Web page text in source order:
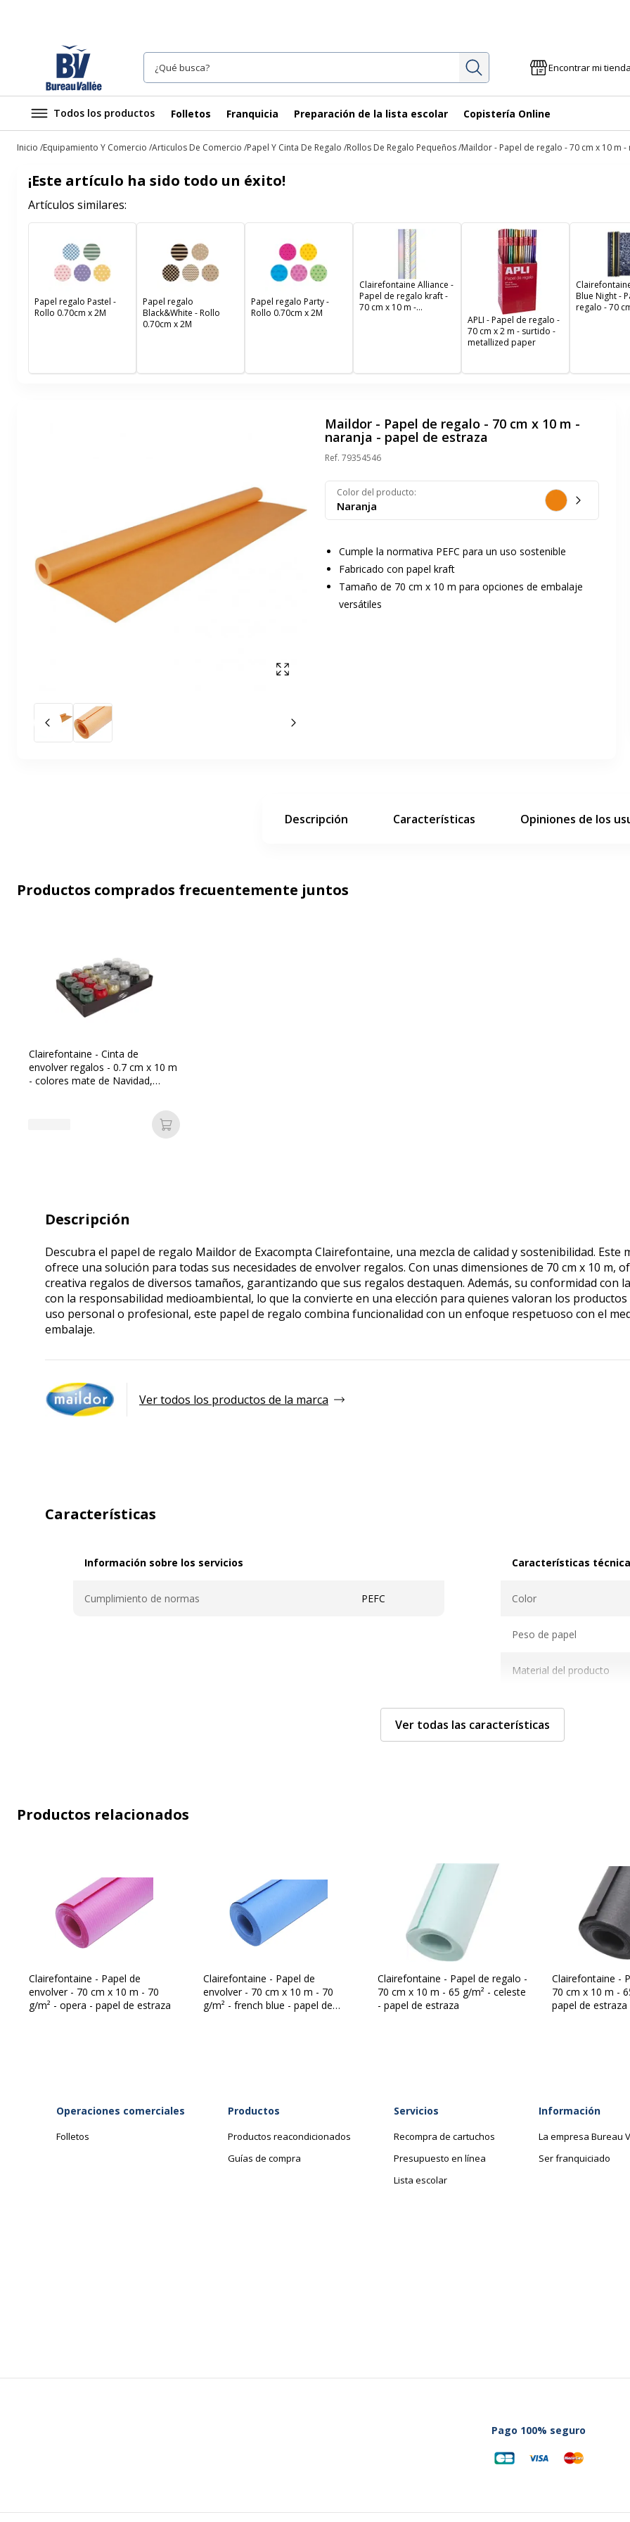
InvestigaciónEncontrar mi tienda
Todos los productos Folletos Franquicia Preparación de la lista escolar Copistería Online
Inicio Equipamiento Y Comercio Articulos De Comercio Papel Y Cinta De Regalo Rollos De Regalo Pequeños Maildor - Papel de regalo - 70 cm x 10 m
¡Este artículo ha sido todo un éxito!
Artículos similares:
Papel regalo Pastel -
Rollo 0.70cm x 2M
Papel regalo
Black&White - Rollo
0.70cm x 2M
Papel regalo Party -
Rollo 0.70cm x 2M
Clairefontaine Alliance -
Papel de regalo kraft -
70 cm x 10 m -
APLI - Papel de regalo -
70 cm x 2 m - surtido -
metallized paper
Blue Night -
regalo - 70
Mostrar pantalla completa
Diapositiva anterior La siguiente diapositiva
Maildor - Papel de regalo - 70 cm x 10 m -
naranja - papel de estraza
Ref. 79354546
Color del producto:
Naranja
Cumple la normativa PEFC para un uso sostenible
Fabricado con papel kraft
Tamaño de 70 cm x 10 m para opciones de embalaje
versátiles
Descripción Características Opiniones de los
Productos comprados frecuentemente juntos
Clairefontaine - Cinta de
envolver regalos - 0.7 cm x 10 m
- colores mate de Navidad,
Añadir a la cesta
Descripción
Descubra el papel de regalo Maildor de Exacompta Clairefontaine, una mezcla de calidad y sostenibilidad.
ofrece una solución para todas sus necesidades de envolver regalos. Con unas dimensiones de 70 cm x 10
creativa regalos de diversos tamaños, garantizando que sus regalos destaquen. Además, su conformidad con
con la responsabilidad medioambiental, lo que la convierte en una elección para quienes valoran los
uso personal o profesional, este papel de regalo combina funcionalidad con un enfoque respetuoso con el
embalaje.
Ver todos los productos de la marca
Características
Información sobre los servicios
Cumplimiento de normas PEFC
Características
Color
Peso de papel
Material del producto
Tamaño
Características generales
Cantidad incluida 1 Rollo(s)
Cantidad incluida
Tipo de producto Papel de regalo
Referencia del fabricante
Ver todas las características
Productos relacionados
Clairefontaine - Papel de
envolver - 70 cm x 10 m - 70
g/m² - opera - papel de estraza
Clairefontaine - Papel de
envolver - 70 cm x 10 m - 70
g/m² - french blue - papel de
Clairefontaine - Papel de regalo -
70 cm x 10 m - 65 g/m² - celeste
- papel de estraza
Clairefontaine -
70 cm x 10 m -
papel de estraza
Operaciones comerciales
Folletos
Productos
Productos reacondicionados
Guías de compra
Servicios
Recompra de cartuchos
Presupuesto en línea
Lista escolar
Información
La empresa Bureau
Ser franquiciado
Pago 100% seguro